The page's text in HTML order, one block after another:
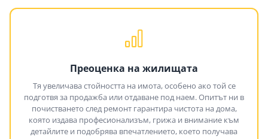
Преоценка на жилищата
Тя увеличава стойността на имота, особено ако той се
подготвя за продажба или отдаване под наем. Опитът ни в
почистването след ремонт гарантира чистота на дома,
която издава професионализъм, грижа и внимание към
детайлите и подобрява впечатлението, което получава